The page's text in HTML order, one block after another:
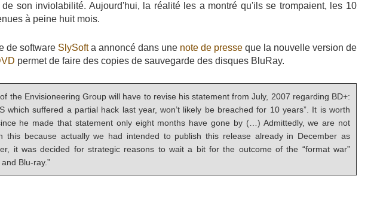
son inviolabilité. Aujourd'hui, la réalité les a montré qu'ils se trompaient, les 10
à peine huit mois.
de software SlySofta annoncé dans une note de presse que la nouvelle version de
permet de faire des copies de sauvegarde des disques BluRay.
the Envisioneering Group will have to revise his statement from July, 2007 regarding BD+:
which suffered a partial hack last year, won’t likely be breached for 10 years”. It is worth
he made that statement only eight months have gone by (…) Admittedly, we are not
this because actually we had intended to publish this release already in December as
it was decided for strategic reasons to wait a bit for the outcome of the “format war”
Blu-ray.”